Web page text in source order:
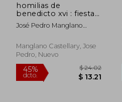
homilias de
benedicto xvi : fiestas
de la virgen
José Pedro Manglano
Manglano Castellary, Jose
Pedro, Nuevo